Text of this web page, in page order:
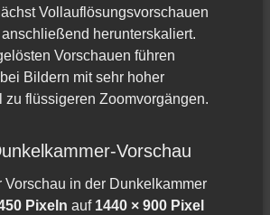
Vollauflösungsvorschauen
herunterskaliert.
Vorschauen führen
Bildern mit sehr hoher
zu flüssigeren Zoomvorgängen.
Vorschau
Vorschau in der Dunkelkammer
Pixeln auf 1440 × 900 Pixel